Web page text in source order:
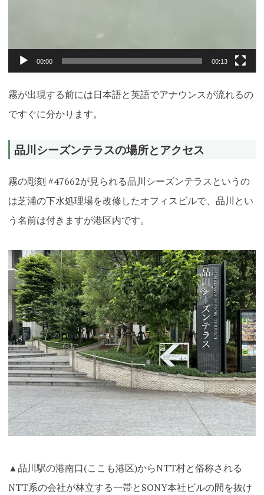
00:00 00:13
霧が出現する前には日本語と英語でアナウンスが流れるの
ですぐに分かります。
品川シーズンテラスの場所とアクセス
霧の彫刻 #47662が見られる品川シーズンテラスというの
は芝浦の下水処理場を改修したオフィスビルで、品川とい
う名前は付きますが港区内です。
▲品川駅の港南口(ここも港区)からNTT村と俗称される
NTT系の会社が林立する一帯とSONY本社ビルの間を抜け